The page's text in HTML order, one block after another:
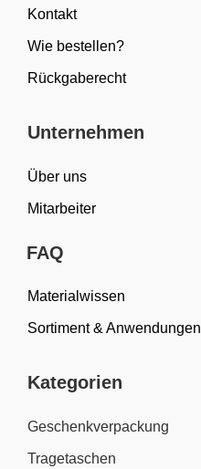
Kontakt
Wie bestellen?
Rückgaberecht
Unternehmen
Über uns
Mitarbeiter
FAQ
Materialwissen
Sortiment & Anwendungen
Kategorien
Geschenkverpackung
Tragetaschen